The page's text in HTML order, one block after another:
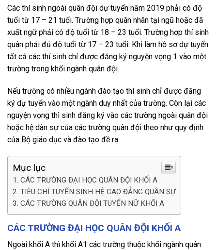
Các thí sinh ngoài quân đội dự tuyển năm 2019 phải có độ
tuổi từ 17 – 21 tuổi. Trường hợp quân nhân tại ngũ hoặc đã
xuất ngữ phải có độ tuổi từ 18 – 23 tuổi. Trường hợp thí sinh
quân phải đủ độ tuổi từ 17 – 23 tuổi. Khi làm hồ sơ dự tuyển
tất cả các thí sinh chỉ được đăng ký nguyện vọng 1 vào một
trường trong khối ngành quân đội.
Nếu trường có nhiều ngành đào tạo thí sinh chỉ được đăng
ký dự tuyển vào một ngành duy nhất của trường. Còn lại các
nguyện vọng thì sinh đăng ký vào các trường ngoài quân đội
hoặc hệ dân sự của các trường quân đội theo như quy định
của Bộ giáo dục và đào tạo đề ra.
Mục lục
CÁC TRƯỜNG ĐẠI HỌC QUÂN ĐỘI KHỐI A
TIÊU CHÍ TUYỂN SINH HỆ CAO ĐẲNG QUÂN SỰ
CÁC TRƯỜNG QUÂN ĐỘI TUYỂN NỮ KHỐI A
CÁC TRƯỜNG ĐẠI HỌC QUÂN ĐỘI KHỐI A
Ngoài khối A thì khối A1 các trường thuộc khối ngành quân